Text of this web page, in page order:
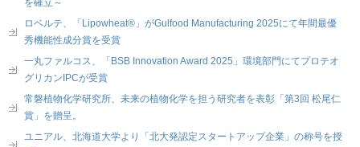
を確立～
ロベルテ、「Lipowheat®」がGulfood Manufacturing 2025にて年間最優
秀機能性成分賞を受賞
一丸ファルコス、「BSB Innovation Award 2025」環境部門にてプロテオ
グリカンIPCが受賞
常磐植物化学研究所、未来の植物化学を担う研究者を表彰「第3回 松尾仁
賞」を贈呈。
ユニアル、北海道大学より「北大発認定スタートアップ企業」の称号を授